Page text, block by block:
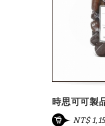
時思可可製
NT$